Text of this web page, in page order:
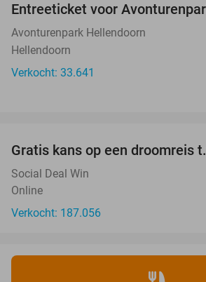
Entreeticket voor
Avonturenpark Hellendoorn
Hellendoorn
Verkocht: 33.641
Gratis kans op een droomreis
Social Deal Win
Online
Verkocht: 187.056